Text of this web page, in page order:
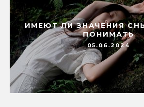
ИМЕЮТ ЛИ ЗНАЧЕНИЯ
ПОНИМАТЬ
05.06.2024